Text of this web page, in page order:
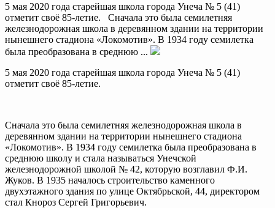
5 мая 2020 года старейшая школа города Унеча № 5 (41)
отметит своё 85-летие. Сначала это была семилетняя
железнодорожная школа в деревянном здании на территории
нынешнего стадиона «Локомотив». В 1934 году семилетка
была преобразована в среднюю ...
5 мая 2020 года старейшая школа города Унеча № 5 (41)
отметит своё 85-летие.
Сначала это была семилетняя железнодорожная школа в
деревянном здании на территории нынешнего стадиона
«Локомотив». В 1934 году семилетка была преобразована в
среднюю школу и стала называться Унечской
железнодорожной школой № 42, которую возглавил Ф.И.
Жуков. В 1935 началось строительство каменного
двухэтажного здания по улице Октябрьской, 44, директором
стал Кнороз Сергей Григорьевич.